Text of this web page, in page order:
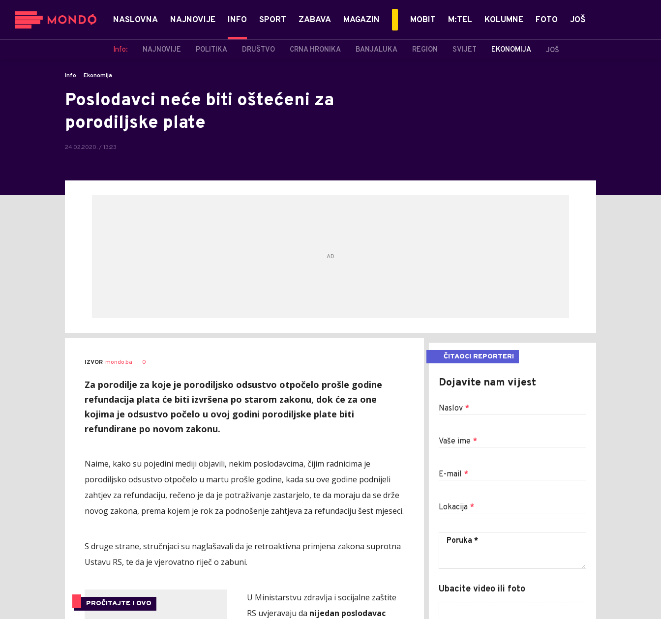
NASLOVNA NAJNOVIJE INFO
Info: NAJNOVIJE POLITIKA DRUŠTVO CRNA HRONIKA BANJALUKA REGION SVIJET EKONOMIJA JOŠ
SPORT ZABAVA MAGAZIN MOBIT M:TEL KOLUMNE FOTO JOŠ
Info Ekonomija
Poslodavci neće biti oštećeni za
porodiljske plate
24.02.2020. / 13:23
AUTOR
Bojana
Živanić
IZVOR mondo.ba 0
Za porodilje za koje je porodiljsko odsustvo otpočelo prošle godine
refundacija plata će biti izvršena po starom zakonu, dok će za one
kojima je odsustvo počelo u ovoj godini porodiljske plate biti
refundirane po novom zakonu.
Naime, kako su pojedini mediji objavili, nekim poslodavcima, čijim radnicima je
porodiljsko odsustvo otpočelo u martu prošle godine, kada su ove godine podnijeli
zahtjev za refundaciju, rečeno je da je potraživanje zastarjelo, te da moraju da se drže
novog zakona, prema kojem je rok za podnošenje zahtjeva za refundaciju šest mjeseci.
S druge strane, stručnjaci su naglašavali da je retroaktivna primjena zakona suprotna
Ustavu RS, te da je vjerovatno riječ o zabuni.
PROČITAJTE I OVO
U Ministarstvu zdravlja i socijalne zaštite
RS uvjeravaju da nijedan poslodavac
ČITAOCI REPORTERI
Dojavite nam vijest
Naslov *
Vaše ime *
E-mail *
Lokacija *
Ubacite video ili foto